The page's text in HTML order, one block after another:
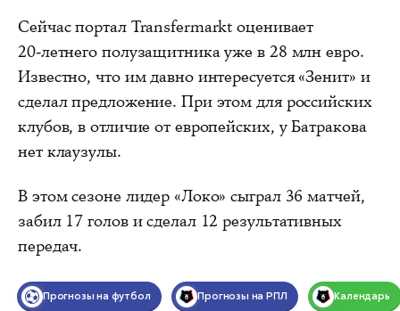
Сейчас портал Transfermarkt оценивает
20‑летнего полузащитника уже в 28 млн евро.
Известно, что им давно интересуется «Зенит» и
сделал предложение. При этом для российских
клубов, в отличие от европейских, у Батракова
нет клаузулы.
В этом сезоне лидер «Локо» сыграл 36 матчей,
забил 17 голов и сделал 12 результативных
передач.
Прогнозы на футбол Прогнозы на РПЛ Календарь